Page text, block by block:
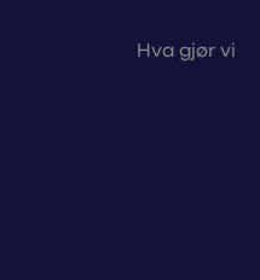
Hva gjør vi